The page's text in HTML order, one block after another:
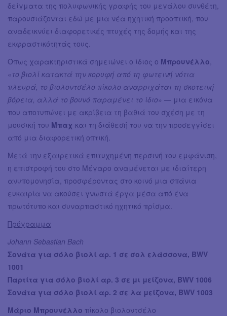
δείγματα της πολυφωνικής γραφής του μεγάλου συνθέτη,
παρουσιάζονται εδώ με μια νέα ηχητική προοπτική, που
αναδεικνύει διαφορετικές πτυχές της δομής και της
εκφραστικότητάς τους.
Όπως χαρακτηριστικά σημειώνει ο ίδιος ο Μπρουνέλλο,
« το βιολί κατακτά την κορυφή από τη φωτεινή νότια
πλευρά, το βιολοντσέλο πίκολο αναρριχάται τη σκοτεινή
βόρεια, αλλά το βουνό παραμένει το ίδιο» — μια εικόνα
που αποτυπώνει με ακρίβεια τη βαθιά του σχέση με τη
μουσική του Μπαχ και τη διάθεσή του να την προσεγγίσει
από μια διαφορετική οπτική.
Μετά την εξαιρετικά επιτυχημένη περσινή του εμφάνιση,
η επιστροφή του στο Μέγαρο αναμένεται με ιδιαίτερη
ανυπομονησία, προσφέροντας στο κοινό μια σπάνια
ευκαιρία να ακούσει γνωστά έργα μέσα από ένα
πρωτότυπο και συναρπαστικό ηχητικό πρίσμα.
Πρόγραμμα
Johann Sebastian Bach
Σονάτα για σόλο βιολί αρ. 1 σε σολ ελάσσονα, BWV
1001
Παρτίτα για σόλο βιολί αρ. 3 σε μι μείζονα, BWV 1006
Σονάτα για σόλο βιολί αρ. 2 σε λα μείζονα, BWV 1003
Μάριο Μπρουνέλλο πίκολο βιολοντσέλο